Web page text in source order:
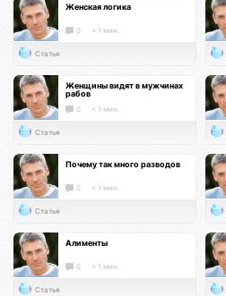
Женская логика
0 < 1 мин.
Статья
Женщины видят в мужчинах
рабов
0 < 1 мин.
Статья
Почему так много разводов
0 < 1 мин.
Статья
Алименты
0 < 1 мин.
Статья